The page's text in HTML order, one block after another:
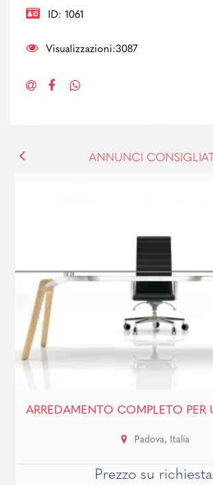
ID: 1061
Visualizzazioni:3087
ANNUNCI CONSIGLIATI
Padova, Italia
Prezzo su richiesta